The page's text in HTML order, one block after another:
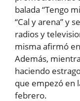
balada “Tengo
“Cal y arena” y
radios y
misma afirmó
Además,
haciendo
que empezó en
febrero.